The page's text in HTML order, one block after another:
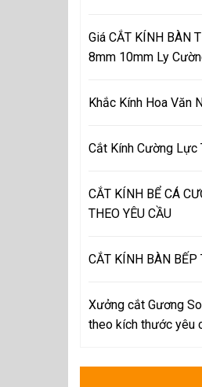
Giá CẮT KÍNH BÀN
8mm 10mm Ly
Khắc Kính Hoa Văn
Cắt Kính Cường Lực
CẮT KÍNH BỂ CÁ
THEO YÊU CẦU
CẮT KÍNH BÀN BẾP
Xưởng cắt Gương
theo kích thước yêu